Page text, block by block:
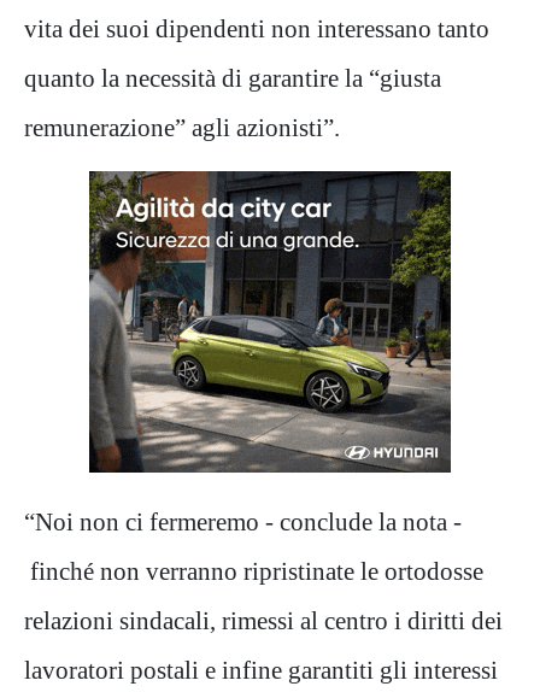
vita dei suoi dipendenti non interessano tanto
quanto la necessità di garantire la “giusta
remunerazione” agli azionisti”.
“Noi non ci fermeremo - conclude la nota -
finché non verranno ripristinate le ortodosse
relazioni sindacali, rimessi al centro i diritti dei
lavoratori postali e infine garantiti gli interessi